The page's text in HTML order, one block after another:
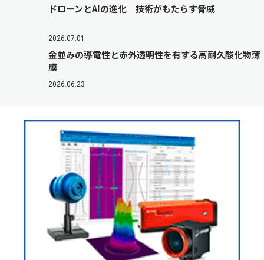
ドローンとAIの進化 技術がもたらす脅威
2026.07.01
金並みの導電性と赤外透明性を有する高耐久酸化物薄
膜
2026.06.23